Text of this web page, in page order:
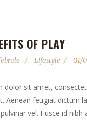
OF PLAY
Lifestyle 01/
dolor sit amet,
Aenean feugiat dictum
vel. Fusce id nibh